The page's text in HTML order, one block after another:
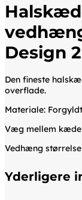
Design
Den fineste
overflade.
Materiale:
Væg mellem kæde
Vedhæng
Yderligere